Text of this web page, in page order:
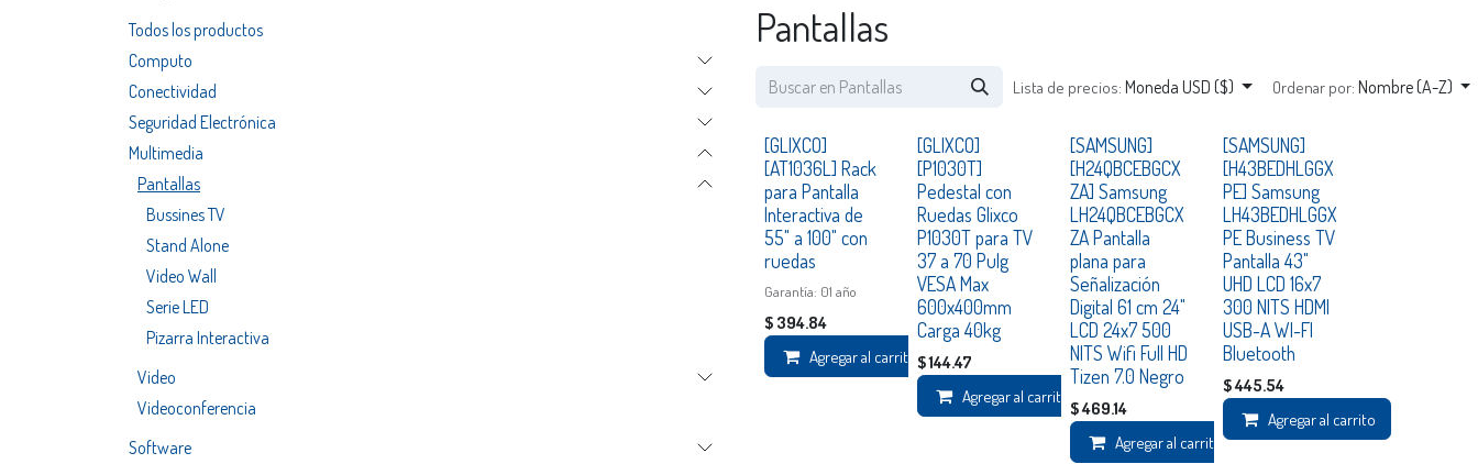
Todos los productos
Computo
Conectividad
Seguridad Electrónica
Multimedia
Pantallas
Bussines TV
Stand Alone
Video Wall
Serie LED
Pizarra Interactiva
Video
Videoconferencia
Software
Pantallas
Lista de precios: Moneda USD ($) Ordenar por: Nombre (A-Z)
[GLIXCO]
[AT1036L] Rack
para Pantalla
Interactiva de
55" a 100" con
ruedas
Garantía: 01 año
$ 394.84
Agregar al carrito
Consultar
[GLIXCO]
[P1030T]
Pedestal con
Ruedas Glixco
P1030T para TV
37 a 70 Pulg
VESA Max
600x400mm
Carga 40kg
$144.47
Agregar al carrito
[SAMSUNG]
[H24QBCEBGCX
ZA] Samsung
LH24QBCEBGCX
ZA Pantalla
plana para
Señalización
Digital 61 cm 24"
LCD 24x7 500
NITS Wifi Full HD
Tizen 7.0 Negro
$469.14
Agregar al carrito
Consultar
[SAMSUNG]
[H43BEDHLGGX
PE] Samsung
LH43BEDHLGGX
PE Business TV
Pantalla 43"
UHD LCD 16x7
300 NITS HDMI
USB-A WI-FI
Bluetooth
$445.54
Agregar al carrito